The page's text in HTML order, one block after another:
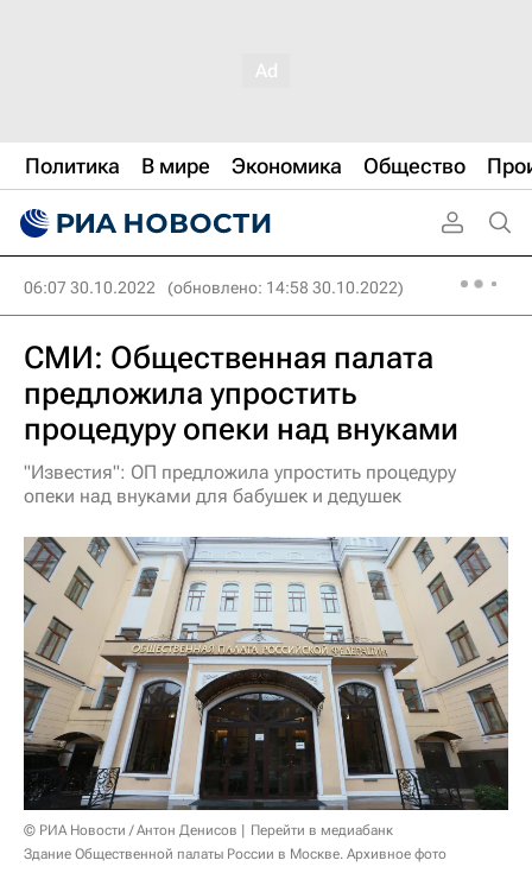
Политика В мире Экономика Общество
06:07 30.10.2022 (обновлено: 14:58 30.10.2022)
СМИ: Общественная палата
предложила упростить
процедуру опеки над внуками
"Известия": ОП предложила упростить процедуру
опеки над внуками для бабушек и дедушек
© РИА Новости / Антон Денисов
Перейти в медиабанк
Здание Общественной палаты России в Москве. Архивное фото